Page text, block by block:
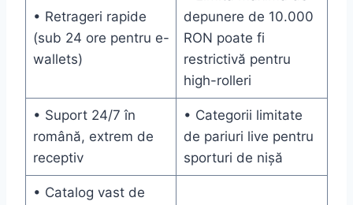
• Retrageri rapide
(sub 24 ore pentru e-
wallets)
depunere de 10.000
RON poate fi
restrictivă pentru
high-rolleri
• Suport 24/7 în
română, extrem de
receptiv
• Categorii limitate
de pariuri live pentru
sporturi de nișă
• Catalog vast de